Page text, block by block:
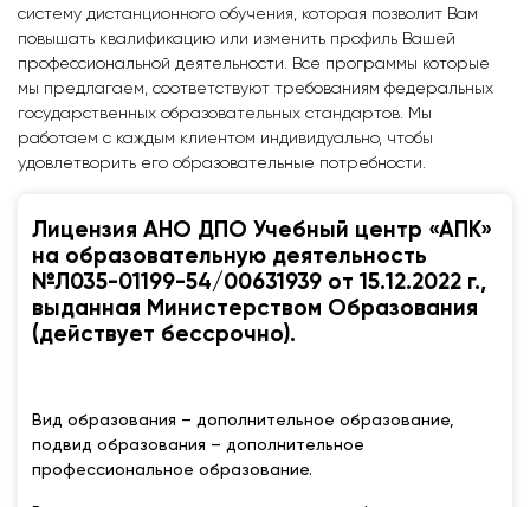
систему дистанционного обучения, которая позволит Вам
повышать квалификацию или изменить профиль Вашей
профессиональной деятельности. Все программы которые
мы предлагаем, соответствуют требованиям федеральных
государственных образовательных стандартов. Мы
работаем с каждым клиентом индивидуально, чтобы
удовлетворить его образовательные потребности.
Лицензия АНО ДПО Учебный центр «АПК»
на образовательную деятельность
№Л035-01199-54/00631939 от 15.12.2022 г.,
выданная Министерством Образования
(действует бессрочно).
Вид образования – дополнительное образование,
подвид образования – дополнительное
профессиональное образование.